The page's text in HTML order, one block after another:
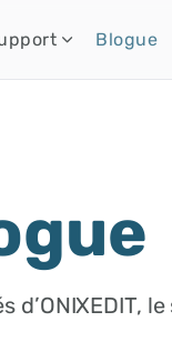
Blogue